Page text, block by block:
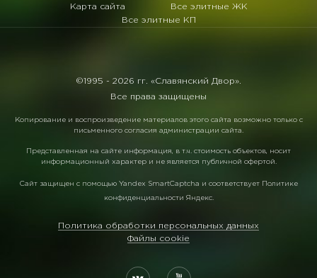
Карта сайта
Все элитные ЖК
Все элитные КП
©1995 - 2026 гг. «Славянский Двор».
Все права защищены
Копирование и воспроизведение материалов этого сайта возможно только с
письменного согласия администрации сайта.
Представленная на сайте информация, в т.ч. стоимость объектов, носит
информационный характер и не является публичной офертой.
Сайт защищен с помощью Yandex SmartCaptcha и соответствует Политике
конфиденциальности Яндекс.
Политика обработки персональных данных
Файлы cookie